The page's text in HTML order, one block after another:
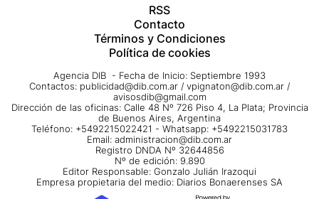
RSS
Contacto
Términos y Condiciones
Política de cookies
Agencia DIB - Fecha de Inicio: Septiembre 1993
Contactos: publicidad@dib.com.ar / vpignaton@dib.com.ar /
avisosdib@gmail.com
Dirección de las oficinas: Calle 48 Nº 726 Piso 4, La Plata; Provincia
de Buenos Aires, Argentina
Teléfono: +5492215022421 - Whatsapp: +5492215031783
Email: administracion@dib.com.ar
Registro DNDA Nº 32644856
Nº de edición: 9.890
Editor Responsable: Gonzalo Julián Irazoqui
Empresa propietaria del medio: Diarios Bonaerenses SA